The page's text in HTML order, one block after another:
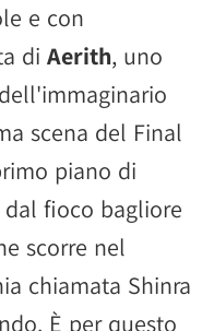
e con
di Aerith, uno
scena del Final
piano di
fioco bagliore
scorre nel
chiamata Shinra
È per questo